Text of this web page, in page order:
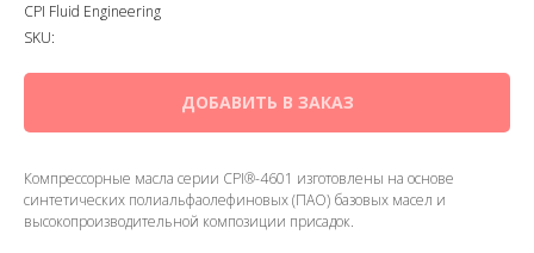
CPI Fluid Engineering
SKU:
ДОБАВИТЬ В ЗАКАЗ
Компрессорные масла серии CPI®-4601 изготовлены на основе
синтетических полиальфаолефиновых (ПАО) базовых масел и
высокопроизводительной композиции присадок.